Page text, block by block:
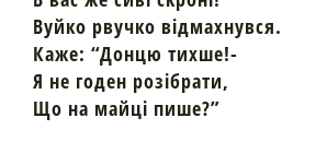
Вуйко рвучко відмахнувся.
Каже: “Донцю тихше!-
Я не годен розібрати,
Що на майці пише?”